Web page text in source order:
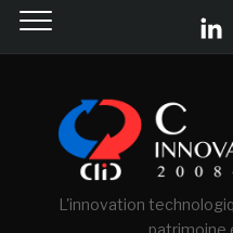
L'innovation
patrimoine